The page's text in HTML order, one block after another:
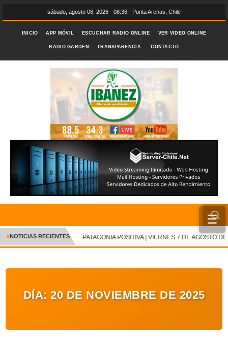
sábado, agosto 08, 2026 - 08:36 - Punta Arenas, Chile
INICIO APP MÓVIL ESCUCHAR RADIO ONLINE VER VIDEO ONLINE
RADIO GARDEN TRANSPARENCIA. CONTACTO
☰
INICIO
CRÓNICA
ENTRETENIMIENTO Y CULTURA
●NOTICIAS RECIENTES PATAGONIA POSITIVA | VIERNES 7 DE AGOSTO DE
DÍA: 20 DE NOVIEMBRE DE 2025